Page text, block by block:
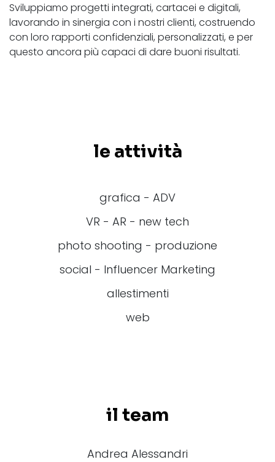
Sviluppiamo progetti integrati, cartacei e digitali,
lavorando in sinergia con i nostri clienti, costruendo
con loro rapporti confidenziali, personalizzati, e per
questo ancora più capaci di dare buoni risultati.
le attività
grafica - ADV
VR - AR - new tech
photo shooting - produzione
social - Influencer Marketing
allestimenti
web
il team
Andrea Alessandri